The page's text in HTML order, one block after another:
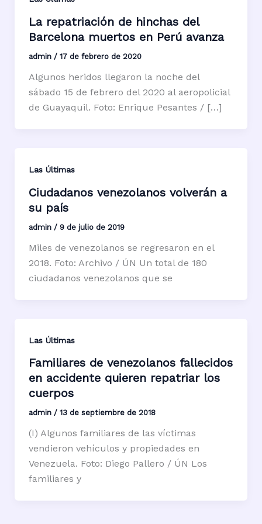
La repatriación de hinchas del
Barcelona muertos en Perú avanza
admin / 17 de febrero de 2020
Algunos heridos llegaron la noche del
sábado 15 de febrero del 2020 al aeropolicial
de Guayaquil. Foto: Enrique Pesantes / […]
Las Últimas
Ciudadanos venezolanos volverán a
su país
admin / 9 de julio de 2019
Miles de venezolanos se regresaron en el
2018. Foto: Archivo / ÚN Un total de 180
ciudadanos venezolanos que se
Las Últimas
Familiares de venezolanos fallecidos
en accidente quieren repatriar los
cuerpos
admin / 13 de septiembre de 2018
(I) Algunos familiares de las víctimas
vendieron vehículos y propiedades en
Venezuela. Foto: Diego Pallero / ÚN Los
familiares y